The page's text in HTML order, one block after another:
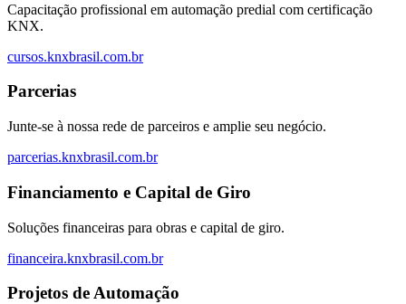
Capacitação profissional em automação predial com certificação
KNX.
cursos.knxbrasil.com.br
Parcerias
Junte-se à nossa rede de parceiros e amplie seu negócio.
parcerias.knxbrasil.com.br
Financiamento e Capital de Giro
Soluções financeiras para obras e capital de giro.
financeira.knxbrasil.com.br
Projetos de Automação